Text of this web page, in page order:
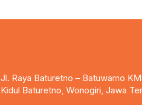
Jl. Raya Baturetno – Batuwarno
Kidul Baturetno, Wonogiri, Jawa